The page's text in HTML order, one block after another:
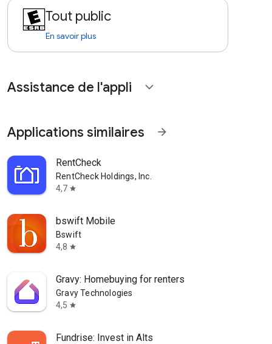
Tout public
En savoir plus
Assistance de l'appli expand_more
Applications similaires arrow_forward
RentCheck
RentCheck Holdings, Inc.
4,7 star
bswift Mobile
Bswift
4,8 star
Gravy: Homebuying for renters
Gravy Technologies
4,5 star
Fundrise: Invest in Alts